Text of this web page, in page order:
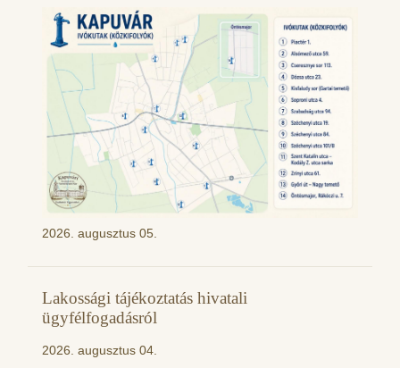
2026. augusztus 05.
Lakossági tájékoztatás hivatali
ügyfélfogadásról
2026. augusztus 04.